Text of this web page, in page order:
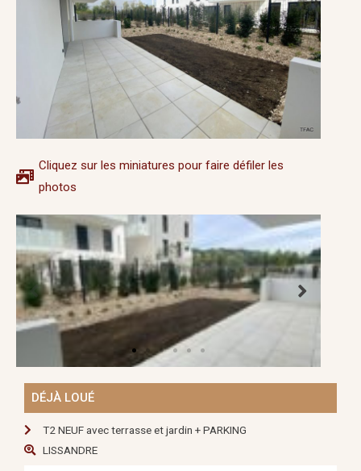
Cliquez sur les miniatures pour faire défiler les
photos
DÉJÀ LOUÉ
T2 NEUF avec terrasse et jardin + PARKING
LISSANDRE